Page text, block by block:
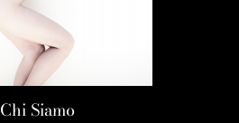
Chi Siamo